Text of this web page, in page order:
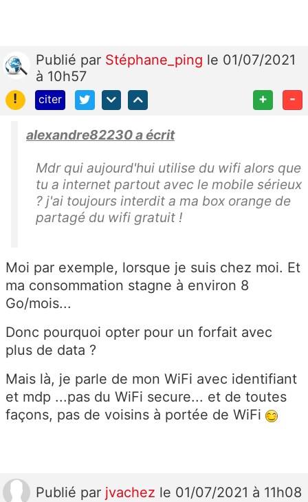
Publié par Stéphane_ping le 01/07/2021
à 10h57
!
citer + -
alexandre82230 a écrit
Mdr qui aujourd'hui utilise du wifi alors que
tu a internet partout avec le mobile sérieux
? j'ai toujours interdit a ma box orange de
partagé du wifi gratuit !
Moi par exemple, lorsque je suis chez moi. Et
ma consommation stagne à environ 8
Go/mois...
Donc pourquoi opter pour un forfait avec
plus de data ?
Mais là, je parle de mon WiFi avec identifiant
et mdp ...pas du WiFi secure... et de toutes
façons, pas de voisins à portée de WiFi
Publié par jvachez le 01/07/2021 à 11h08